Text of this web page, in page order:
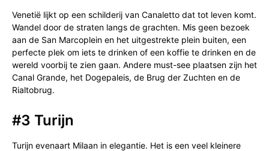
Venetië lijkt op een schilderij van Canaletto dat tot leven komt.
Wandel door de straten langs de grachten. Mis geen bezoek
aan de San Marcoplein en het uitgestrekte plein buiten, een
perfecte plek om iets te drinken of een koffie te drinken en de
wereld voorbij te zien gaan. Andere must-see plaatsen zijn het
Canal Grande, het Dogepaleis, de Brug der Zuchten en de
Rialtobrug.
#3 Turijn
Turijn evenaart Milaan in elegantie. Het is een veel kleinere